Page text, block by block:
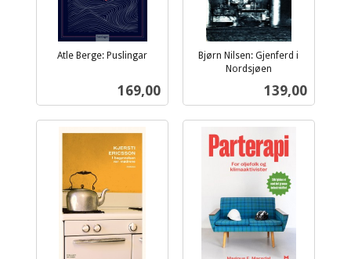
Atle Berge: Puslingar
Pris
169,00
Bjørn Nilsen: Gjenferd i
Nordsjøen
Pris
139,00